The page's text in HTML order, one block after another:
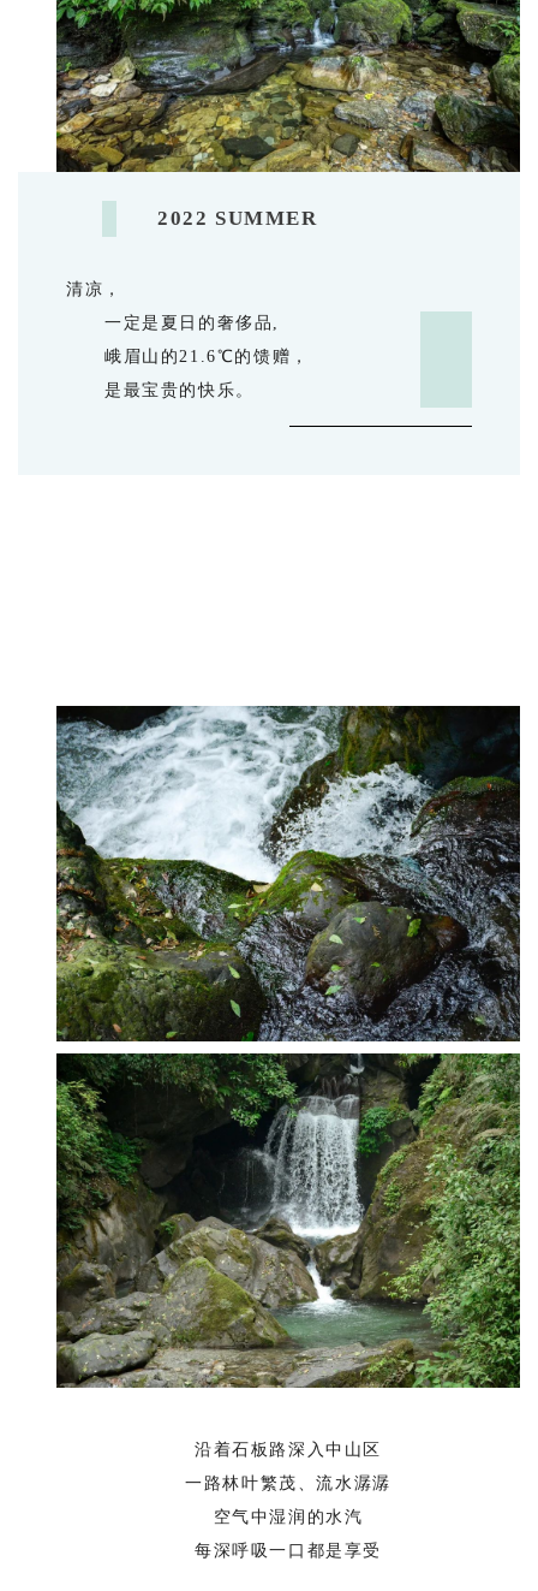
2022 SUMMER
清凉，
一定是夏日的奢侈品,
峨眉山的21.6℃的馈赠，
是最宝贵的快乐。
沿着石板路深入中山区
一路林叶繁茂、流水潺潺
空气中湿润的水汽
每深呼吸一口都是享受